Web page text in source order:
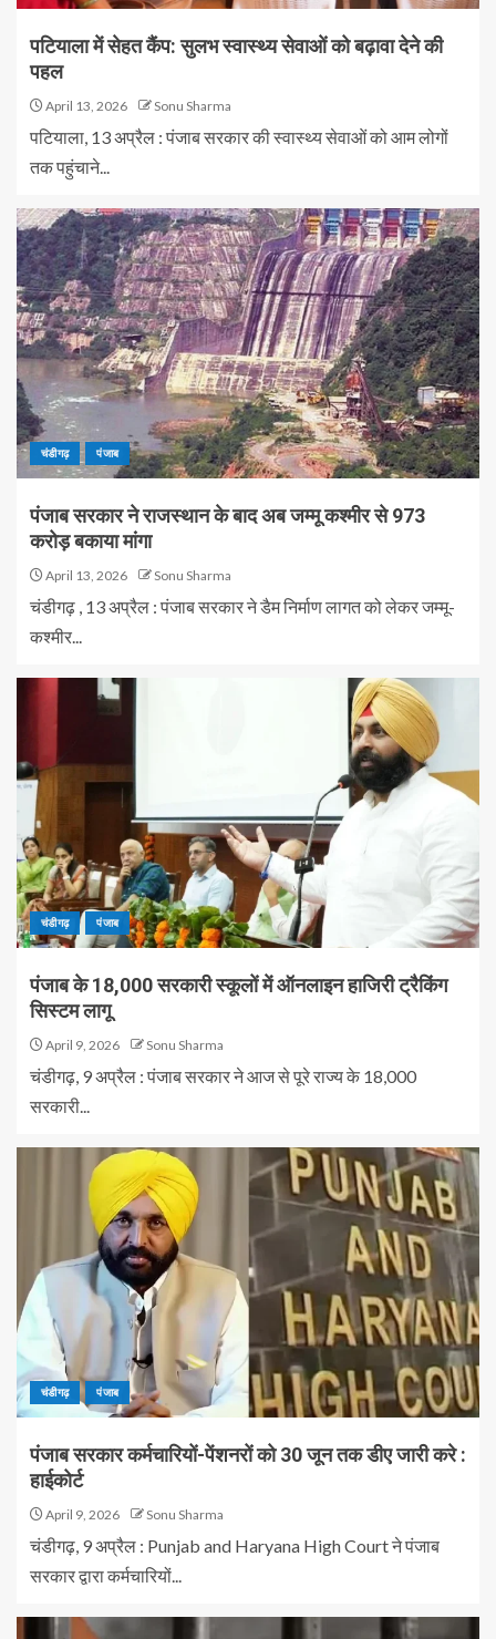
पटियाला में सेहत कैंप: सुलभ स्वास्थ्य सेवाओं को बढ़ावा देने की
पहल
April 13, 2026 Sonu Sharma
पटियाला, 13 अप्रैल : पंजाब सरकार की स्वास्थ्य सेवाओं को आम लोगों
तक पहुंचाने...
चंडीगढ़ पंजाब
पंजाब सरकार ने राजस्थान के बाद अब जम्मू कश्मीर से 973
करोड़ बकाया मांगा
April 13, 2026 Sonu Sharma
चंडीगढ़ , 13 अप्रैल : पंजाब सरकार ने डैम निर्माण लागत को लेकर जम्मू-
कश्मीर...
चंडीगढ़ पंजाब
पंजाब के 18,000 सरकारी स्कूलों में ऑनलाइन हाजिरी ट्रैकिंग
सिस्टम लागू
April 9, 2026 Sonu Sharma
चंडीगढ़, 9 अप्रैल : पंजाब सरकार ने आज से पूरे राज्य के 18,000
सरकारी...
चंडीगढ़ पंजाब
पंजाब सरकार कर्मचारियों-पेंशनरों को 30 जून तक डीए जारी करे :
हाईकोर्ट
April 9, 2026 Sonu Sharma
चंडीगढ़, 9 अप्रैल : Punjab and Haryana High Court ने पंजाब
सरकार द्वारा कर्मचारियों...